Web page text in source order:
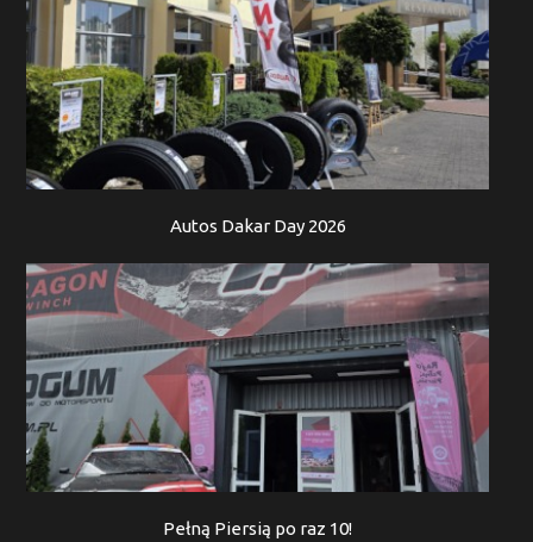
Autos Dakar Day 2026
Pełną Piersią po raz 10!